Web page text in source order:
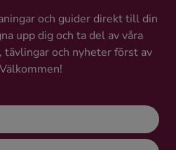
och guider direkt till din
upp dig och ta del av våra
tävlingar och nyheter först av